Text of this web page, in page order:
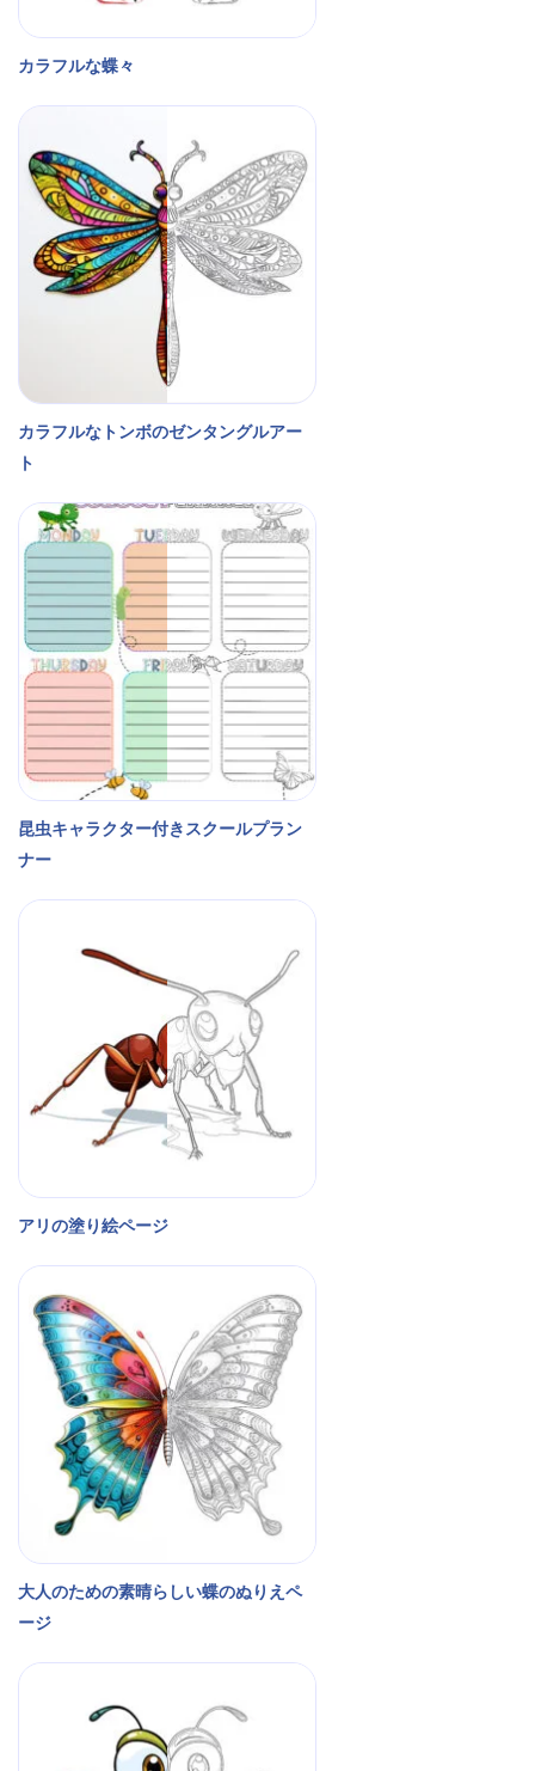
カラフルな蝶々
カラフルなトンボのゼンタングルアー
ト
昆虫キャラクター付きスクールプラン
ナー
アリの塗り絵ページ
大人のための素晴らしい蝶のぬりえペ
ージ